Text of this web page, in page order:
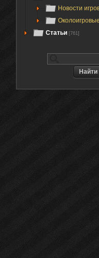
Новости
Статьи [761]